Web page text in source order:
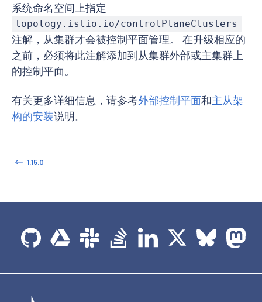
系统命名空间上指定
topology.istio.io/controlPlaneClusters
注解，从集群才会被控制平面管理。 在升级相应的
之前，必须将此注解添加到从集群外部或主集群上
的控制平面。
有关更多详细信息，请参考外部控制平面和主从架
构的安装说明。
1.15.0